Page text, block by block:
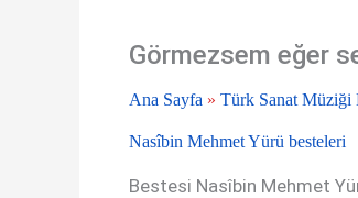
Görmezsem eğer
Ana Sayfa » Türk Sanat Müziği
Nasîbin Mehmet Yürü besteleri
Bestesi Nasîbin Mehmet